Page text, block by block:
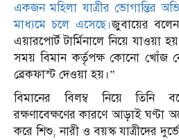
একজন মহিলা যাত্রীর ভোগান্তির
মাধ্যমে চলে এসেছে।জুবায়ের
এয়ারপোর্ট টার্মিনালে নিয়ে যাওয়া
সময় বিমান কর্তৃপক্ষ কোনো খোঁজ
ব্রেকফাস্ট দেওয়া হয়।”
বিমানের বিলম্ব নিয়ে তিনি
রক্ষণাবেক্ষণের কারণে আড়াই ঘণ্টা
করে শিশু, নারী ও বয়স্ক যাত্রীদের